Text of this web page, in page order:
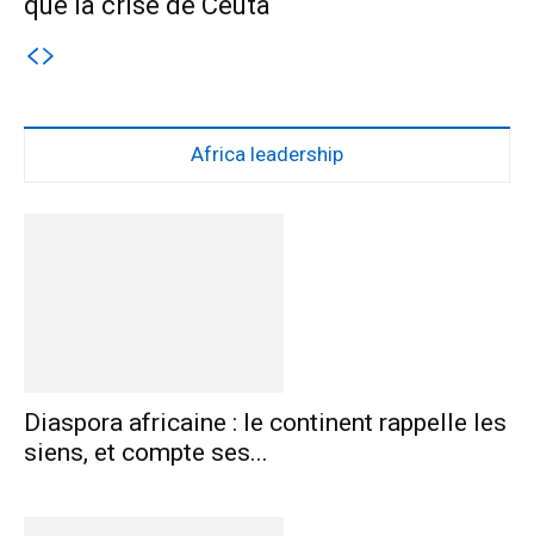
Africa leadership
Diaspora africaine : le continent rappelle les
siens, et compte ses...